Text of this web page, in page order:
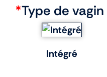
*Type de vagin
Intégré